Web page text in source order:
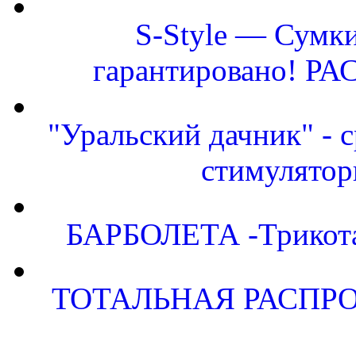
S-Style — Сумки
гарантировано!
"Уральский дачник" -
БАРБОЛЕТА -
ТОТАЛЬНАЯ